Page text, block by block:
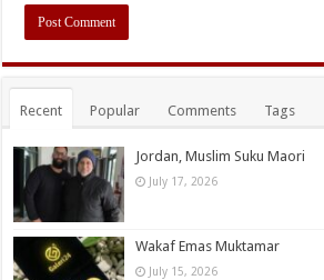
Recent Popular Comments Tags
Jordan, Muslim Suku Maori
July 17, 2026
Wakaf Emas Muktamar
July 15, 2026